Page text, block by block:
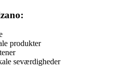
produkter
seværdigheder